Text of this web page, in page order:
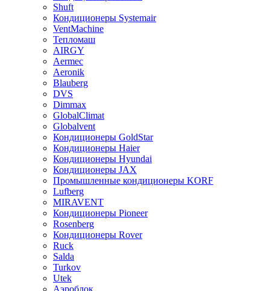
Shuft
Кондиционеры Systemair
VentMachine
Тепломаш
AIRGY
Aermec
Aeronik
Blauberg
DVS
Dimmax
GlobalClimat
Globalvent
Кондиционеры GoldStar
Кондиционеры Haier
Кондиционеры Hyundai
Кондиционеры JAX
Промышленные кондиционеры KORF
Lufberg
MIRAVENT
Кондиционеры Pioneer
Rosenberg
Кондиционеры Rover
Ruck
Salda
Turkov
Utek
Аэроблок